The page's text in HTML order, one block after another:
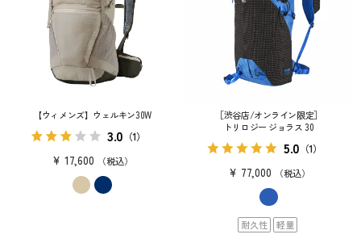
【ウィメンズ】ウェルキン30W
3.0 （1）
¥ 17,600 税込
［渋谷店/オンライン限定］
トリロジー ジョラス 30
5.0 （1）
¥ 77,000 税込
耐久性 軽量